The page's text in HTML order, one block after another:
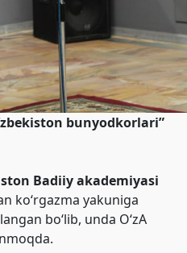
bunyodkorlari”
Badiiy akademiyasi
ko‘rgazma yakuniga
bo‘lib, unda O‘zA